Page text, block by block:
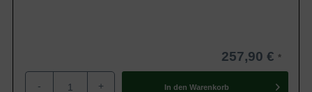
257,90 €
- + In den Warenkorb